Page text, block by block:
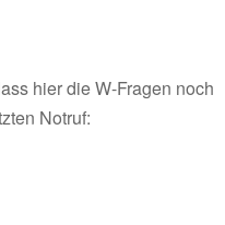
hier die W-Fragen noch
Notruf: